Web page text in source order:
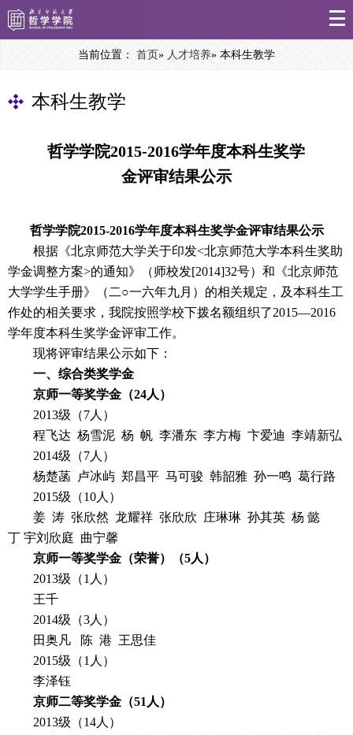
当前位置：首页»人才培养» 本科生教学
本科生教学
哲学学院2015-2016学年度本科生奖学
金评审结果公示
哲学学院2015-2016学年度本科生奖学金评审结果公示
根据《北京师范大学关于印发<北京师范大学本科生奖助
学金调整方案>的通知》（师校发[2014]32号）和《北京师范
大学学生手册》（二○一六年九月）的相关规定，及本科生工
作处的相关要求，我院按照学校下拨名额组织了2015—2016
学年度本科生奖学金评审工作。
现将评审结果公示如下：
一、综合类奖学金
京师一等奖学金（24人）
2013级（7人）
程飞达 杨雪泥 杨 帆 李潘东 李方梅 卞爱迪 李靖新弘
2014级（7人）
杨楚菡 卢冰屿 郑昌平 马可骏 韩韶雅 孙一鸣 葛行路
2015级（10人）
姜 涛 张欣然 龙耀祥 张欣欣 庄琳琳 孙其英 杨 懿
丁 宇刘欣庭 曲宁馨
京师一等奖学金（荣誉）（5人）
2013级（1人）
王千
2014级（3人）
田奥凡 陈 港 王思佳
2015级（1人）
李泽钰
京师二等奖学金（51 人）
2013级（14人）